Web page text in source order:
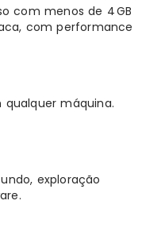
com menos de 4 GB
com performance
qualquer máquina.
exploração